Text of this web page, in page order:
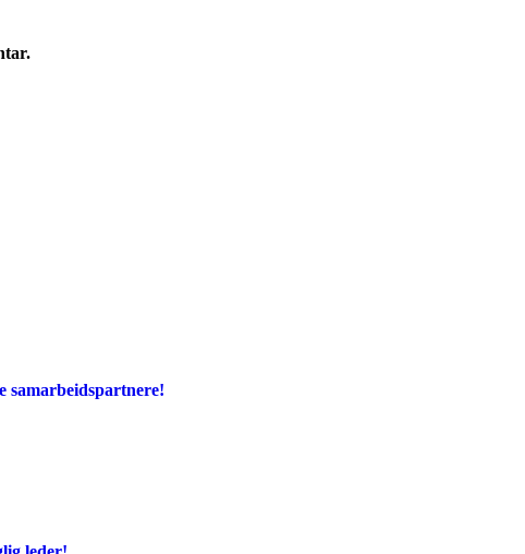
samarbeidspartnere!